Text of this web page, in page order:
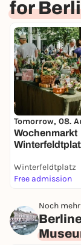
for
Tomorrow, 08.
Wochenmarkt
Winterfeldtplatz
Free admission
Noch